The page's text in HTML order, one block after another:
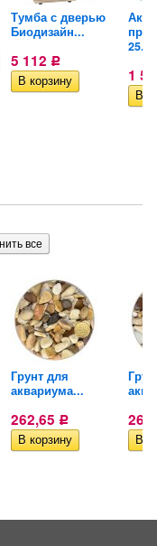
Тумба с дверью
Биодизайн...
5 112 Р
25...
1
Грунт для
аквариума...
262,65 Р